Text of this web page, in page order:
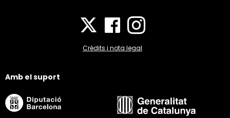
Crèdits i nota legal
Amb el suport